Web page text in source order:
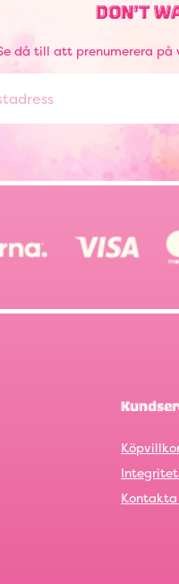
DON'T
då till att prenumerera på
Kontakta